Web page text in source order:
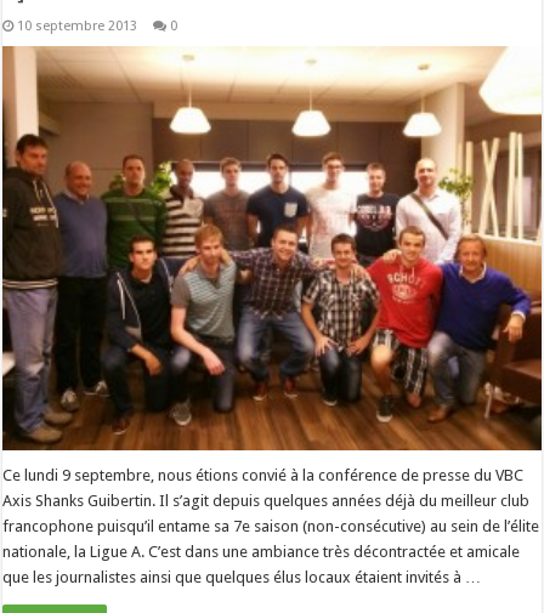
10 septembre 2013 0
Ce lundi 9 septembre, nous étions convié à la conférence de presse du VBC
Axis Shanks Guibertin. Il s’agit depuis quelques années déjà du meilleur club
francophone puisqu’il entame sa 7e saison (non-consécutive) au sein de l’élite
nationale, la Ligue A. C’est dans une ambiance très décontractée et amicale
que les journalistes ainsi que quelques élus locaux étaient invités à …